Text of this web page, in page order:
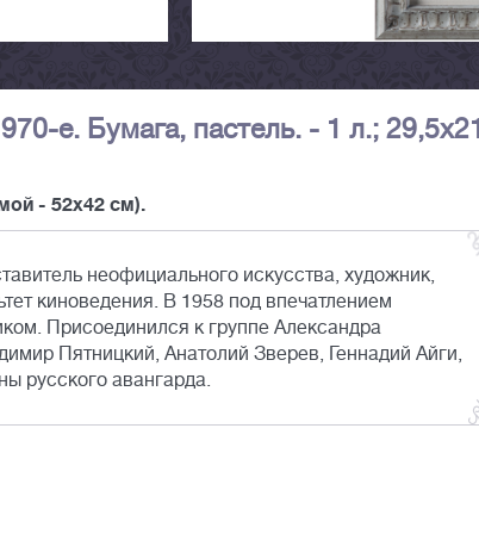
е. Бумага, пастель. - 1 л.; 29,5x21
- 52x42 см).
неофициального искусства, художник,
киноведения. В 1958 под впечатлением
Присоединился к группе Александра
Пятницкий, Анатолий Зверев, Геннадий Айги,
русского авангарда.